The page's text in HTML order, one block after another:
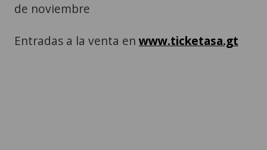
de noviembre
Entradas a la venta enwww.ticketasa.gt